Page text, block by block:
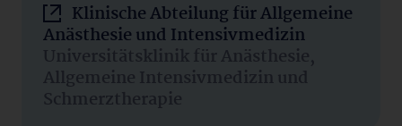
Klinische Abteilung für Allgemeine
Anästhesie und Intensivmedizin
Universitätsklinik für Anästhesie,
Allgemeine Intensivmedizin und
Schmerztherapie